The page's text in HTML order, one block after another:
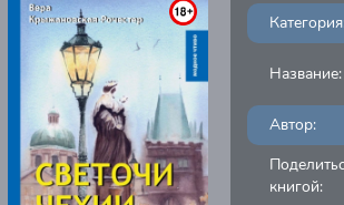
Название:
Автор:
книгой: